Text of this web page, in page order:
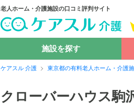
老人ホーム・介護施設の口コミ評判サイト
施設を探す
ケアスル 介護 東京都の有料老人ホーム・介護
クローバーハウス駒